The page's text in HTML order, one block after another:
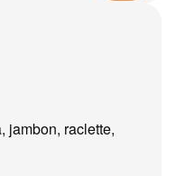
jambon, raclette,